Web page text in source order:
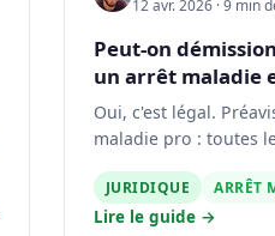
12 avr. 2026 · 9 min
Peut-on
un arrêt maladie
Oui, c'est légal.
maladie pro : toutes
JURIDIQUE ARRÊT
Lire le guide →